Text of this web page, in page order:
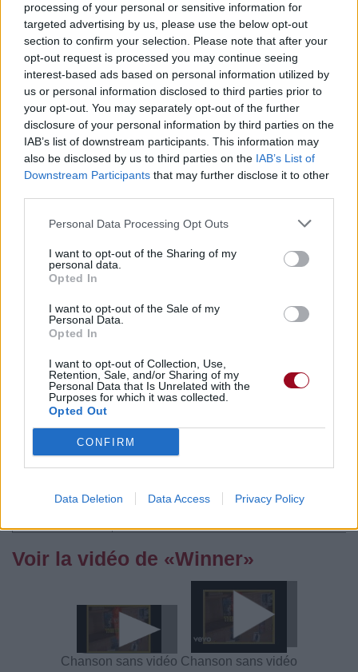
processing of your personal or sensitive information for
targeted advertising by us, please use the below opt-out
section to confirm your selection. Please note that after your
opt-out request is processed you may continue seeing
interest-based ads based on personal information utilized by
us or personal information disclosed to third parties prior to
your opt-out. You may separately opt-out of the further
disclosure of your personal information by third parties on the
IAB’s list of downstream participants. This information may
also be disclosed by us to third parties on the IAB’s List of
Downstream Participants that may further disclose it to other
Personal Data Processing Opt Outs
I want to opt-out of the Sharing of my
personal data.
Opted In
I want to opt-out of the Sale of my
Personal Data.
Opted In
I want to opt-out of Collection, Use,
Retention, Sale, and/or Sharing of my
Personal Data that Is Unrelated with the
Purposes for which it was collected.
Opted Out
CONFIRM
Data Deletion Data Access Privacy Policy
Publié par KCheu 55178 3 4 6 le 26 août 2023 à
8h46.
Chanteurs : Conan Gray
Albums : Winner [Single]
⇑
Paroles + Traduction Téléchargement
Vidéos
Commentaires
Pour prolonger le plaisir musical :
Vous aimez chanter, apprenez la guitare chez
Télécharger légalement les MP3 ou trouver le CD sur
Trouver des vinyles et des CD sur
Trouver un instrument de musique ou une partition au
meilleur prix sur
Paroles + Traduction Téléchargement
Vidéos
Voir la vidéo de «Winner»
Chanson sans vidéo Chanson sans vidéo